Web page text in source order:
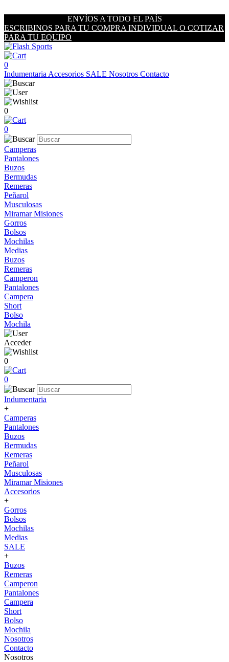
ENVÍOS A TODO EL PAÍS
ESCRIBINOS PARA TU COMPRA INDIVIDUAL O COTIZAR
PARA TU EQUIPO
0
Indumentaria Accesorios SALE Nosotros Contacto
0
0
Camperas
Pantalones
Buzos
Bermudas
Remeras
Peñarol
Musculosas
Miramar Misiones
Gorros
Bolsos
Mochilas
Medias
Buzos
Remeras
Camperon
Pantalones
Campera
Short
Bolso
Mochila
Acceder
0
0
Indumentaria
+
Camperas
Pantalones
Buzos
Bermudas
Remeras
Peñarol
Musculosas
Miramar Misiones
Accesorios
+
Gorros
Bolsos
Mochilas
Medias
SALE
+
Buzos
Remeras
Camperon
Pantalones
Campera
Short
Bolso
Mochila
Nosotros
Contacto
Nosotros